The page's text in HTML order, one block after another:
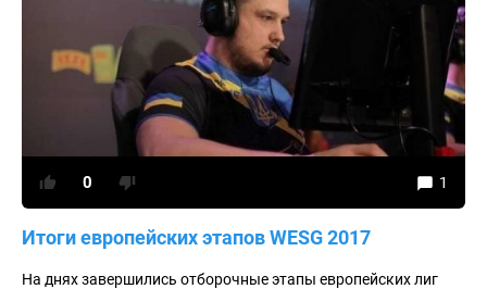
Итоги европейских этапов WESG 2017
На днях завершились отборочные этапы европейских лиг
0 1